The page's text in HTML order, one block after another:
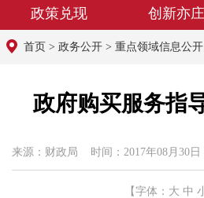
政策兑现 创新亦庄
首页 > 政务公开 > 重点领域信息公开
政府购买服务指
来源：财政局 时间：2017年08月30日
【字体： 大 中